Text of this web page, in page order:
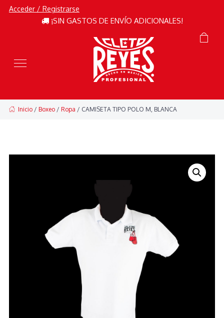
Acceder / Registrarse
¡SIN GASTOS DE ENVÍO ADICIONALES!
Inicio /Boxeo /Ropa / CAMISETA TIPO POLO M, BLANCA